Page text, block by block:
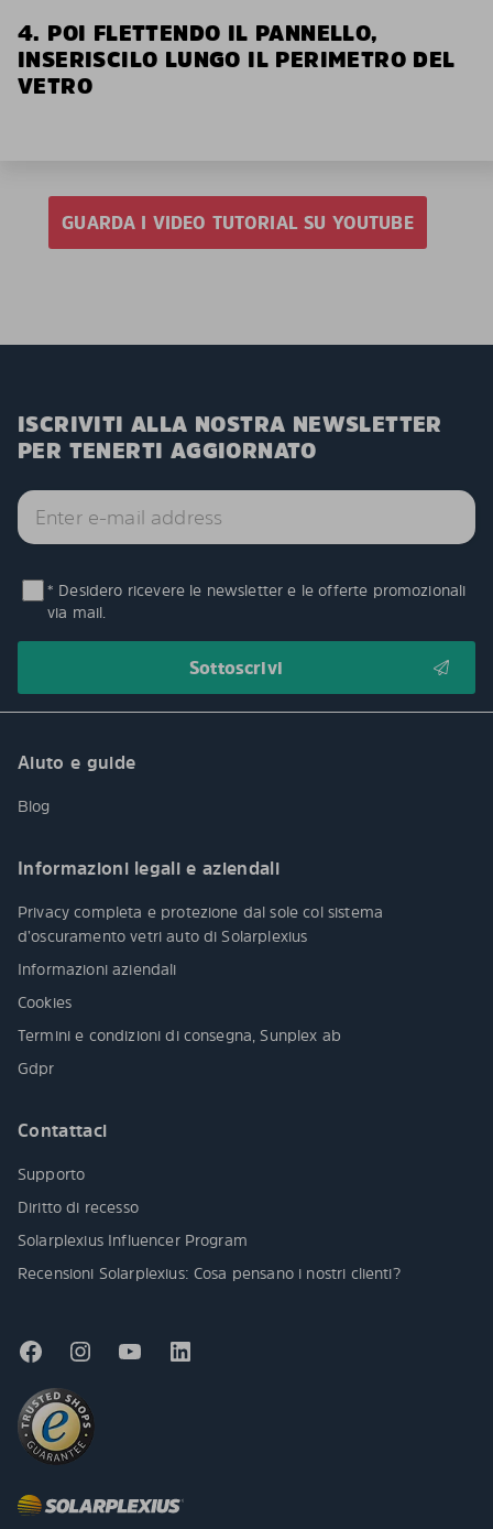
4. POI FLETTENDO IL PANNELLO,
INSERISCILO LUNGO IL PERIMETRO DEL
VETRO
GUARDA I VIDEO TUTORIAL SU YOUTUBE
ISCRIVITI ALLA NOSTRA NEWSLETTER
PER TENERTI AGGIORNATO
* Desidero ricevere le newsletter e le offerte promozionali
via mail.
Aiuto e guide
Blog
Informazioni legali e aziendali
Privacy completa e protezione dal sole col sistema
d’oscuramento vetri auto di Solarplexius
Informazioni aziendali
Cookies
Termini e condizioni di consegna, Sunplex ab
Gdpr
Contattaci
Supporto
Diritto di recesso
Solarplexius Influencer Program
Recensioni Solarplexius: Cosa pensano i nostri clienti?